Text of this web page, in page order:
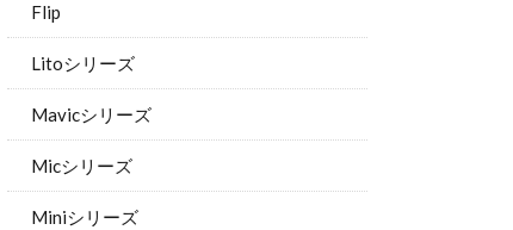
Flip
Litoシリーズ
Mavicシリーズ
Micシリーズ
Miniシリーズ